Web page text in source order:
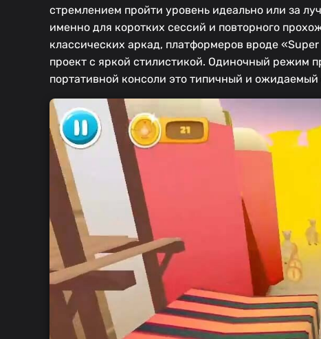
стремлением пройти уровень идеально или за
именно для коротких сессий и повторного
классических аркад, платформеров вроде
проект с яркой стилистикой. Одиночный режим
портативной консоли это типичный и ожидаемый